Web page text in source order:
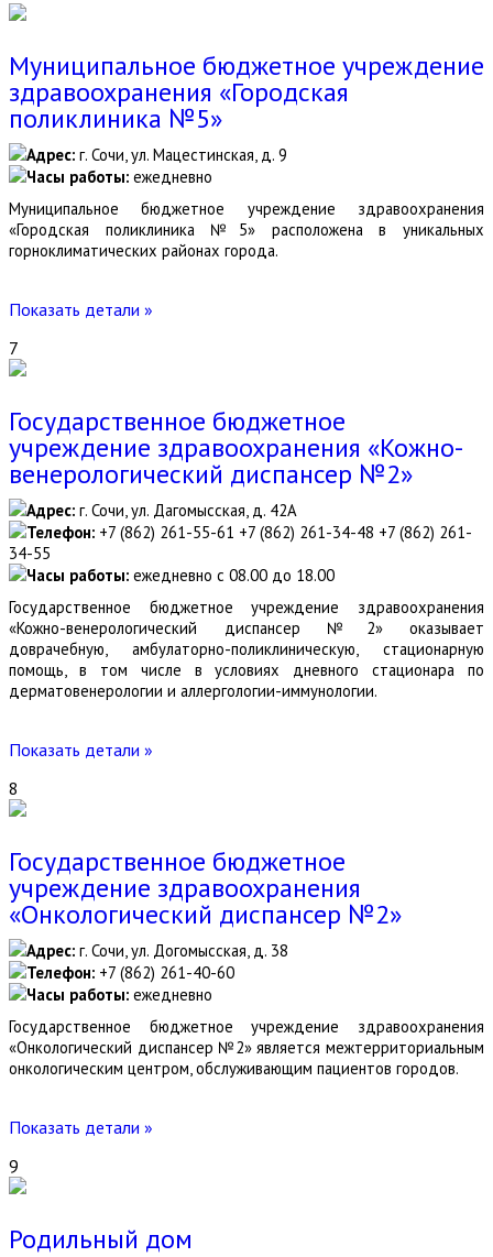
Муниципальное бюджетное учреждение
здравоохранения «Городская
поликлиника №5»
Адрес: г. Сочи, ул. Мацестинская, д. 9
Часы работы: ежедневно
Муниципальное бюджетное учреждение здравоохранения
«Городская поликлиника №5» расположена в уникальных
горноклиматических районах города.
Показать детали »
7
Государственное бюджетное
учреждение здравоохранения «Кожно-
венерологический диспансер №2»
Адрес: г. Сочи, ул. Дагомысская, д. 42А
Телефон: +7 (862) 261-55-61 +7 (862) 261-34-48 +7 (862) 261-
34-55
Часы работы: ежедневно с 08.00 до 18.00
Государственное бюджетное учреждение здравоохранения
«Кожно-венерологический диспансер №2» оказывает
доврачебную, амбулаторно-поликлиническую, стационарную
помощь, в том числе в условиях дневного стационара по
дерматовенерологии и аллергологии-иммунологии.
Показать детали »
8
Государственное бюджетное
учреждение здравоохранения
«Онкологический диспансер №2»
Адрес: г. Сочи, ул. Догомысская, д. 38
Телефон: +7 (862) 261-40-60
Часы работы: ежедневно
Государственное бюджетное учреждение здравоохранения
«Онкологический диспансер №2» является межтерриториальным
онкологическим центром, обслуживающим пациентов городов.
Показать детали »
9
Родильный дом